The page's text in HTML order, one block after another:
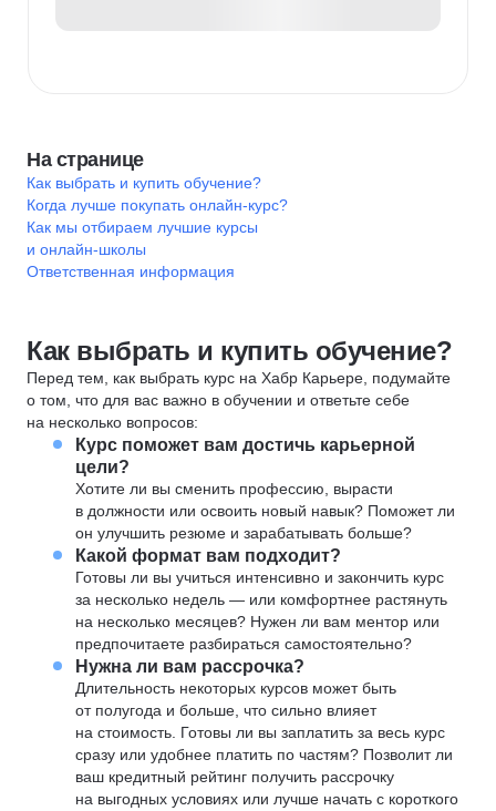
На странице
Как выбрать и купить обучение?
Когда лучше покупать онлайн-курс?
Как мы отбираем лучшие курсы
и онлайн-школы
Ответственная информация
Как выбрать и купить обучение?
Перед тем, как выбрать курс на Хабр Карьере, подумайте
о том, что для вас важно в обучении и ответьте себе
на несколько вопросов:
Курс поможет вам достичь карьерной
цели?
Хотите ли вы сменить профессию, вырасти
в должности или освоить новый навык? Поможет ли
он улучшить резюме и зарабатывать больше?
Какой формат вам подходит?
Готовы ли вы учиться интенсивно и закончить курс
за несколько недель — или комфортнее растянуть
на несколько месяцев? Нужен ли вам ментор или
предпочитаете разбираться самостоятельно?
Нужна ли вам рассрочка?
Длительность некоторых курсов может быть
от полугода и больше, что сильно влияет
на стоимость. Готовы ли вы заплатить за весь курс
сразу или удобнее платить по частям? Позволит ли
ваш кредитный рейтинг получить рассрочку
на выгодных условиях или лучше начать с короткого